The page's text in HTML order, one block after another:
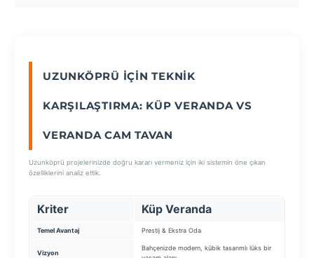
UZUNKÖPRÜ İÇIN TEKNIK
KARŞILAŞTIRMA: KÜP VERANDA VS
VERANDA CAM TAVAN
Uzunköprü projelerinizde doğru kararı vermeniz için iki sistemin öne çıkan
özelliklerini analiz ettik.
Kriter Küp Veranda
Temel Avantaj Prestij & Ekstra Oda
Vizyon
Bahçenizde modern, kübik tasarımlı lüks bir